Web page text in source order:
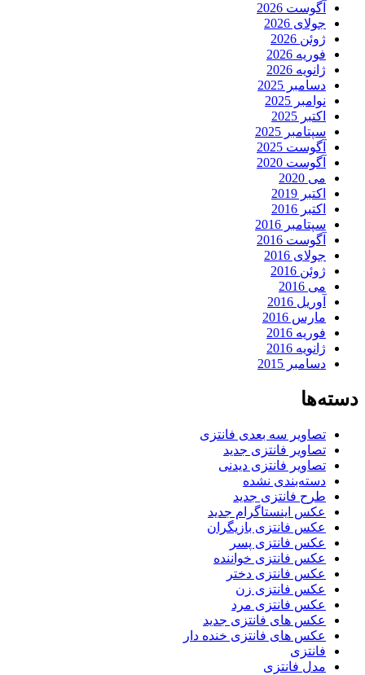
آگوست 2026
جولای 2026
ژوئن 2026
فوریه 2026
ژانویه 2026
دسامبر 2025
نوامبر 2025
اکتبر 2025
سپتامبر 2025
آگوست 2025
آگوست 2020
می 2020
اکتبر 2019
اکتبر 2016
سپتامبر 2016
آگوست 2016
جولای 2016
ژوئن 2016
می 2016
آوریل 2016
مارس 2016
فوریه 2016
ژانویه 2016
دسامبر 2015
دسته‌ها
تصاویر سه بعدی فانتزی
تصاویر فانتزی جدید
تصاویر فانتزی دیدنی
دسته‌بندی نشده
طرح فانتزی جدید
عکس اینستاگرام جدید
عکس فانتزی بازیگران
عکس فانتزی پسر
عکس فانتزی خواننده
عکس فانتزی دختر
عکس فانتزی زن
عکس فانتزی مرد
عکس های فانتزی جدید
عکس های فانتزی خنده دار
فانتزی
مدل فانتزی